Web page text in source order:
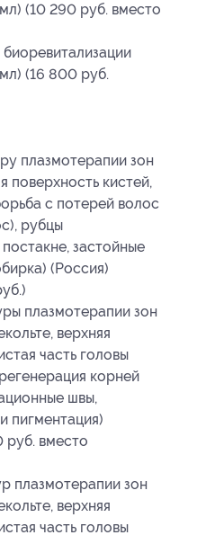
(10 290 руб. вместо
(16 800 руб.
плазмотерапии зон
поверхность кистей,
с потерей волос
рубцы
застойные
(Россия)
плазмотерапии зон
верхняя
часть головы
корней
швы,
пигментация)
руб. вместо
плазмотерапии зон
верхняя
часть головы